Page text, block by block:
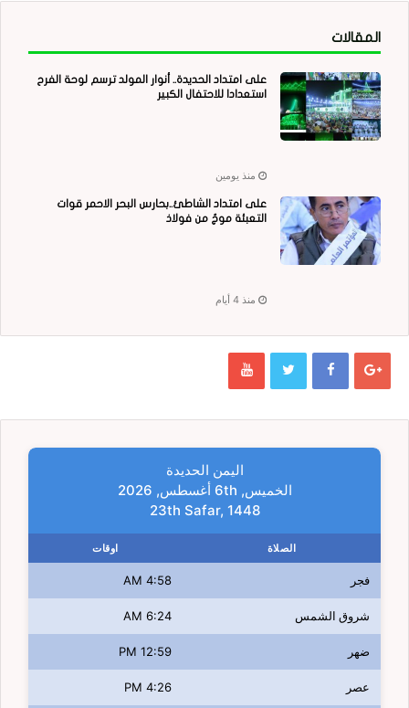
المقالات
على امتداد الحديدة.. أنوار المولد ترسم لوحة الفرح
استعدادا للاحتفال الكبير
منذ يومين
على امتداد الشاطئ..بحارس البحر الاحمر قوات
التعبئة موجٌ من فولاذ
منذ 4 أيام
اليمن الحديدة
الخميس, 6th أغسطس, 2026
23th Safar, 1448
الصلاة اوقات
فجر 4:58 AM
شروق الشمس 6:24 AM
ضهر 12:59 PM
عصر 4:26 PM